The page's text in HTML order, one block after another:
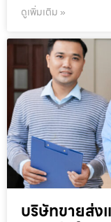
ดูเพิ่มเติม »
บริษัทขายส่ง